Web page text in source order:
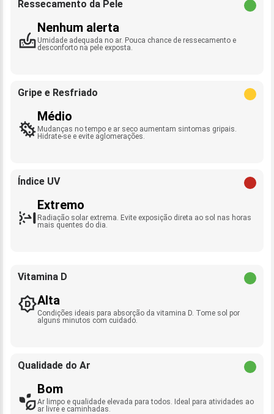
Ressecamento da Pele
Nenhum alerta
Umidade adequada no ar. Pouca chance de ressecamento e
desconforto na pele exposta.
Gripe e Resfriado
Médio
Mudanças no tempo e ar seco aumentam sintomas gripais.
Hidrate-se e evite aglomerações.
Índice UV
Extremo
Radiação solar extrema. Evite exposição direta ao sol nas horas
mais quentes do dia.
Vitamina D
Alta
Condições ideais para absorção da vitamina D. Tome sol por
alguns minutos com cuidado.
Qualidade do Ar
Bom
Ar limpo e qualidade elevada para todos. Ideal para atividades ao
ar livre e caminhadas.